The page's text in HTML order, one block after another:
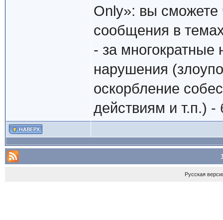
Only»: вы сможете
сообщения в
- за
нарушения
оскорбление
действиям и т.п.) -
Русская